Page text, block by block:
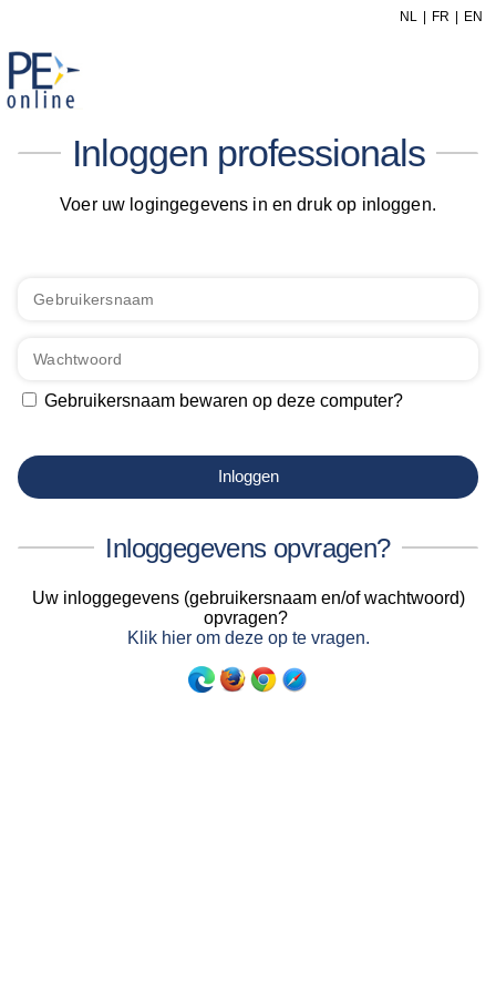
NL FR EN
Inloggen professionals
Voer uw logingegevens in en druk op inloggen.
Gebruikersnaam bewaren op deze computer?
Inloggen
Inloggegevens opvragen?
Uw inloggegevens (gebruikersnaam en/of wachtwoord)
opvragen?
Klik hier om deze op te vragen.